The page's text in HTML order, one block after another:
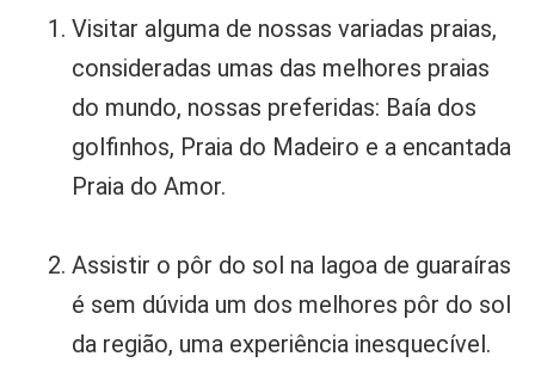
Visitar alguma de nossas variadas praias,
consideradas umas das melhores praias
do mundo, nossas preferidas: Baía dos
golfinhos, Praia do Madeiro e a encantada
Praia do Amor.
Assistir o pôr do sol na lagoa de guaraíras
é sem dúvida um dos melhores pôr do sol
da região, uma experiência inesquecível.